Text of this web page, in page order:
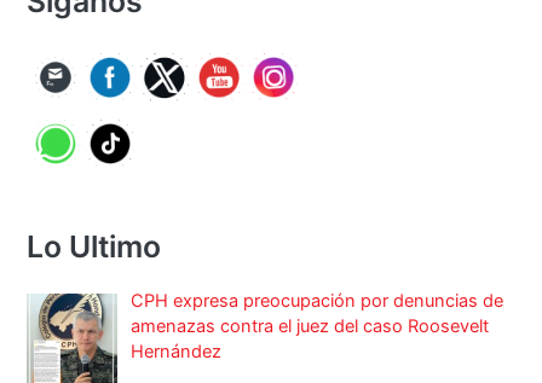
Lo Ultimo
CPH expresa preocupación por denuncias de
amenazas contra el juez del caso Roosevelt
Hernández